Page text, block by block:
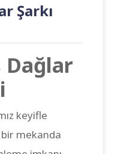
Şarkı
Dağlar
keyifle
mekanda